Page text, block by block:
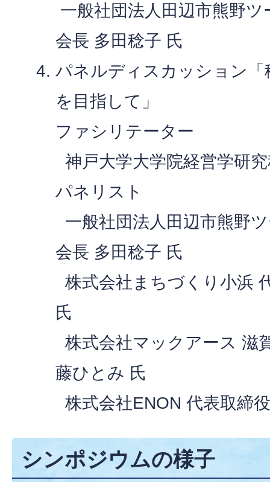
一般社団法人田辺市熊野
会長 多田稔子 氏
パネルディスカッション
を目指して」
ファシリテーター
神戸大学大学院経営学研
パネリスト
一般社団法人田辺市熊野
会長 多田稔子 氏
株式会社まちづくり小浜
氏
株式会社マックアース 滋
藤ひとみ 氏
株式会社ENON 代表取締
シンポジウムの様子